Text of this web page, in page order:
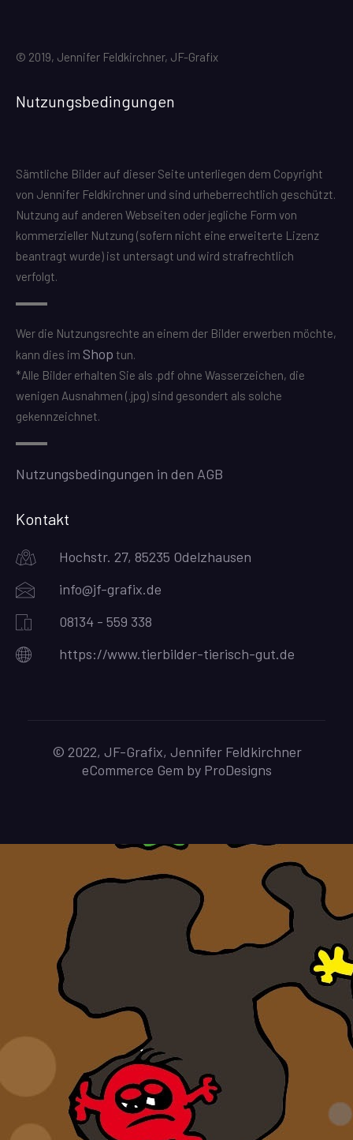
© 2019, Jennifer Feldkirchner, JF-Grafix
Nutzungsbedingungen
Sämtliche Bilder auf dieser Seite unterliegen dem Copyright
von Jennifer Feldkirchner und sind urheberrechtlich geschützt.
Nutzung auf anderen Webseiten oder jegliche Form von
kommerzieller Nutzung (sofern nicht eine erweiterte Lizenz
beantragt wurde) ist untersagt und wird strafrechtlich
verfolgt.
Wer die Nutzungsrechte an einem der Bilder erwerben möchte,
kann dies im Shop tun.
*Alle Bilder erhalten Sie als .pdf ohne Wasserzeichen, die
wenigen Ausnahmen (.jpg) sind gesondert als solche
gekennzeichnet.
Nutzungsbedingungen in den AGB
Kontakt
Hochstr. 27, 85235 Odelzhausen
info@jf-grafix.de
08134 - 559 338
https://www.tierbilder-tierisch-gut.de
© 2022, JF-Grafix, Jennifer Feldkirchner
eCommerce Gem by ProDesigns